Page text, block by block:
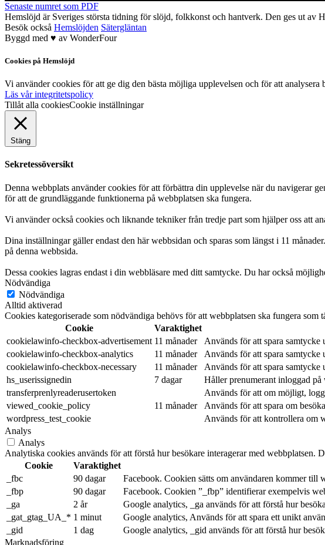
Senaste numret som PDF
Hemslöjd är Sveriges största tidning för slöjd, folkkonst och hantverk. Den ges ut av
Besök också Hemslöjden Sätergläntan
Byggd med ♥ av WonderFour
Cookies på Hemslöjd
Vi använder cookies för att ge dig den bästa möjliga upplevelsen och för att analysera
Läs vår integritetspolicy
Tillåt alla cookiesCookie inställningar
Stäng
Sekretessöversikt
Denna webbplats använder cookies för att förbättra din upplevelse när du navigerar
för att de grundläggande funktionerna på webbplatsen ska fungera.
Vi använder också cookies och liknande tekniker från tredje part som hjälper oss att
Dina inställningar gäller endast den här webbsidan och sparas som längst i 11
på denna webbsida.
Dessa cookies lagras endast i din webbläsare med ditt samtycke. Du har också
Nödvändiga
Nödvändiga
Alltid aktiverad
Cookies kategoriserade som nödvändiga behövs för att webbplatsen ska fungera
Cookie
Varaktighet
cookielawinfo-checkbox-advertisement 11 månader
Används för att spara
cookielawinfo-checkbox-analytics
11 månader
Används för att spara
cookielawinfo-checkbox-necessary
11 månader
Används för att spara
hs_userissignedin
7 dagar
Håller prenumerant inloggad på
transferprenlyreaderusertoken
Används för att om möjligt,
viewed_cookie_policy
11 månader
Används för att spara om
wordpress_test_cookie
Används för att kontrollera om
Analys
Analys
Analytiska cookies används för att förstå hur besökare interagerar med webbplatsen.
Cookie
Varaktighet
_fbc
90 dagar
Facebook. Cookien sätts om användaren kommer till
_fbp
90 dagar
Facebook. Cookien ”_fbp” identifierar exempelvis
_ga
2 år Google analytics, _ga används för att förstå hur
_gat_gtag_UA_* 1 minut Google analytics, Används för att spara ett unikt
_gid
1 dag Google analytics, _gid används för att förstå hur
Marknadsföring